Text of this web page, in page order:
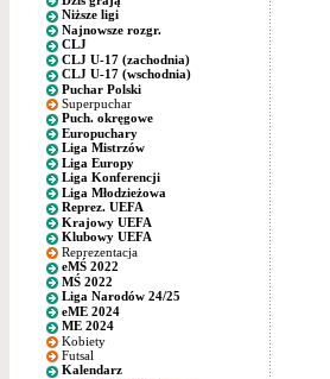
Niższe ligi
Najnowsze rozgr.
CLJ
CLJ U-17 (zachodnia)
CLJ U-17 (wschodnia)
Puchar Polski
Superpuchar
Puch. okręgowe
Europuchary
Liga Mistrzów
Liga Europy
Liga Konferencji
Liga Młodzieżowa
Reprez. UEFA
Krajowy UEFA
Klubowy UEFA
Reprezentacja
eMŚ 2022
MŚ 2022
Liga Narodów 24/25
eME 2024
ME 2024
Kobiety
Futsal
Kalendarz